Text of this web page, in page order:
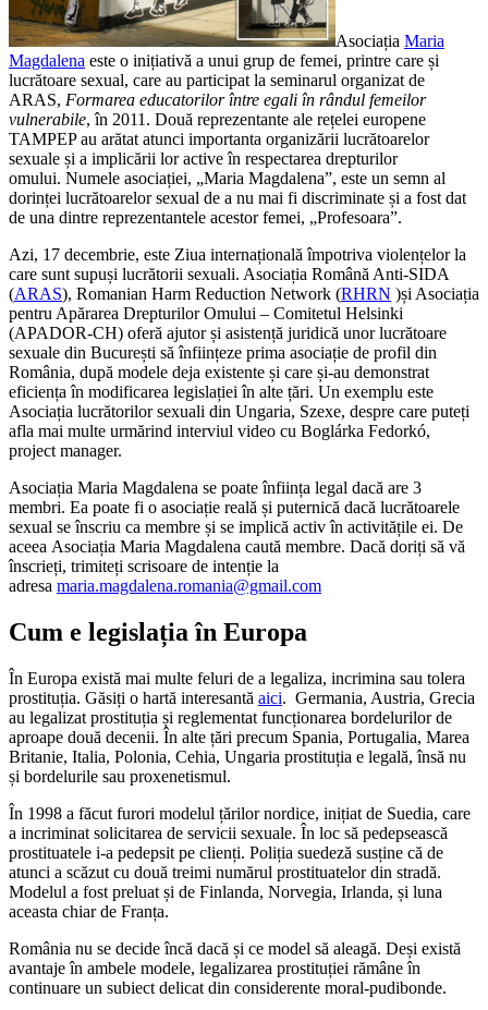
Asociația Maria
Magdalena este o inițiativă a unui grup de femei, printre care și
lucrătoare sexual, care au participat la seminarul organizat de
ARAS, Formarea educatorilor între egali în rândul femeilor
vulnerabile, în 2011. Două reprezentante ale rețelei europene
TAMPEP au arătat atunci importanta organizării lucrătoarelor
sexuale și a implicării lor active în respectarea drepturilor
omului. Numele asociației, „Maria Magdalena”, este un semn al
dorinței lucrătoarelor sexual de a nu mai fi discriminate și a fost dat
de una dintre reprezentantele acestor femei, „Profesoara”.
Azi, 17 decembrie, este Ziua internațională împotriva violențelor la
care sunt supuși lucrătorii sexuali. Asociația Română Anti-SIDA
(ARAS), Romanian Harm Reduction Network (RHRN )și Asociația
pentru Apărarea Drepturilor Omului – Comitetul Helsinki
(APADOR-CH) oferă ajutor și asistență juridică unor lucrătoare
sexuale din București să înființeze prima asociație de profil din
România, după modele deja existente și care și-au demonstrat
eficiența în modificarea legislației în alte țări. Un exemplu este
Asociația lucrătorilor sexuali din Ungaria, Szexe, despre care puteți
afla mai multe urmărind interviul video cu Boglárka Fedorkó,
project manager.
Asociația Maria Magdalena se poate înființa legal dacă are 3
membri. Ea poate fi o asociație reală și puternică dacă lucrătoarele
sexual se înscriu ca membre și se implică activ în activitățile ei. De
aceea Asociația Maria Magdalena caută membre. Dacă doriți să vă
înscrieți, trimiteți scrisoare de intenție la
adresa maria.magdalena.romania@gmail.com
Cum e legislația în Europa
În Europa există mai multe feluri de a legaliza, incrimina sau tolera
prostituția. Găsiți o hartă interesantă aici. Germania, Austria, Grecia
au legalizat prostituția și reglementat funcționarea bordelurilor de
aproape două decenii. În alte țări precum Spania, Portugalia, Marea
Britanie, Italia, Polonia, Cehia, Ungaria prostituția e legală, însă nu
și bordelurile sau proxenetismul.
În 1998 a făcut furori modelul țărilor nordice, inițiat de Suedia, care
a incriminat solicitarea de servicii sexuale. În loc să pedepsească
prostituatele i-a pedepsit pe clienți. Poliția suedeză susține că de
atunci a scăzut cu două treimi numărul prostituatelor din stradă.
Modelul a fost preluat și de Finlanda, Norvegia, Irlanda, și luna
aceasta chiar de Franța.
România nu se decide încă dacă și ce model să aleagă. Deși există
avantaje în ambele modele, legalizarea prostituției rămâne în
continuare un subiect delicat din considerente moral-pudibonde.